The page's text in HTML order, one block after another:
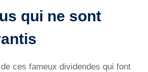
qui ne sont
ces fameux dividendes qui font